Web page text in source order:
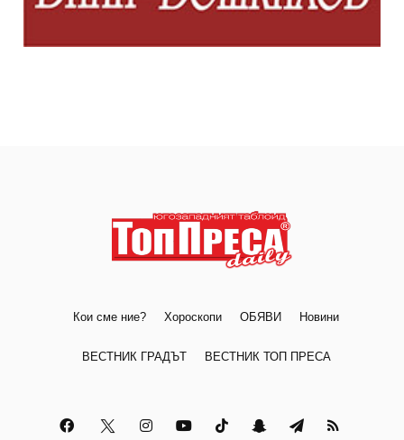
Кои сме ние? Хороскопи ОБЯВИ Новини
ВЕСТНИК ГРАДЪТ ВЕСТНИК ТОП ПРЕСА